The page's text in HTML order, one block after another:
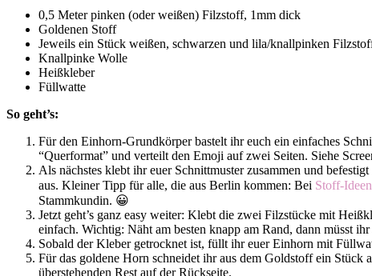
0,5 Meter pinken (oder weißen) Filzstoff, 1mm dick
Goldenen Stoff
Jeweils ein Stück weißen, schwarzen und lila/knallpinken
Knallpinke Wolle
Heißkleber
Füllwatte
So geht’s:
Für den Einhorn-Grundkörper bastelt ihr euch ein einfaches
“Querformat” und verteilt den Emoji auf zwei Seiten. Siehe
Als nächstes klebt ihr euer Schnittmuster zusammen und
aus. Kleiner Tipp für alle, die aus Berlin kommen: Bei Stoff-Ideen
Stammkundin. 😀
Jetzt geht’s ganz easy weiter: Klebt die zwei Filzstücke mit
einfach. Wichtig: Näht am besten knapp am Rand, dann müsst
Sobald der Kleber getrocknet ist, füllt ihr euer Einhorn mit
Für das goldene Horn schneidet ihr aus dem Goldstoff ein Stück
überstehenden Rest auf der Rückseite.